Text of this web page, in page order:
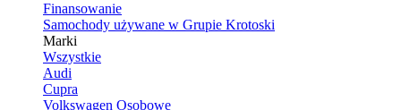
Finansowanie
Samochody używane w Grupie Krotoski
Marki
Wszystkie
Audi
Cupra
Volkswagen Osobowe